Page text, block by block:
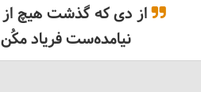
از دی که گذشت هیچ از
نیامده‌ست فریاد